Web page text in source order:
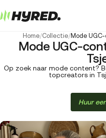
Home/Collectie/Mode
Mode UGC-
Op zoek naar mode content?
topcreators in
Huur